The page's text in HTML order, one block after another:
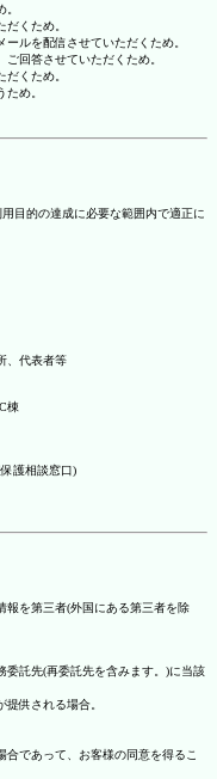
くため。
ルを配信させていただくため。
回答させていただくため。
くため。
め。
目的の達成に必要な範囲内で適正に
、代表者等
棟
護相談窓口)
報を第三者(外国にある第三者を除
委託先(再委託先を含みます。)に当該
供される場合。
であって、お客様の同意を得るこ